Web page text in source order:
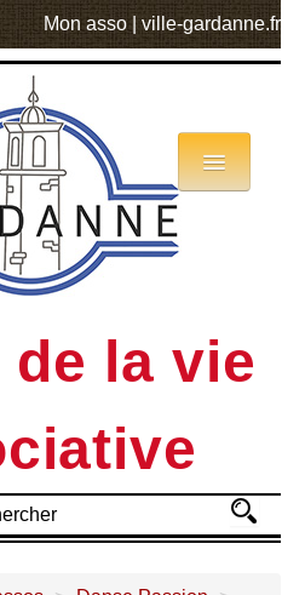
Mon asso ville-gardanne.fr
la vie
MVA